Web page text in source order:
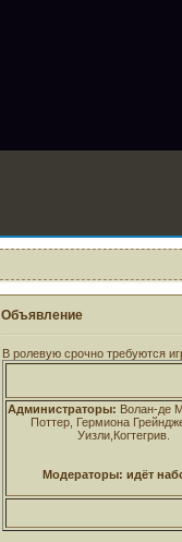
Объявление
В ролевую срочно требуются
Администраторы: Волан-де
Поттер, Гермиона
Уизли,Когтегрив.
Модераторы: идёт